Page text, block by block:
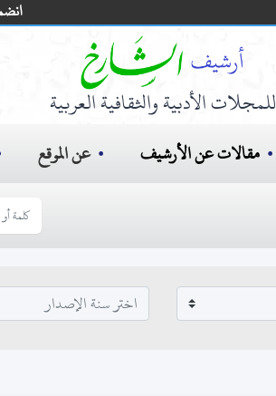
للمجلات الأدبية والثقافية العربية
مقالات عن الأرشيف عن الموقع